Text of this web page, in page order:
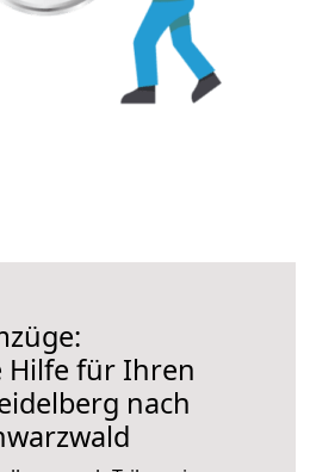
Hilfe für Ihren
nach